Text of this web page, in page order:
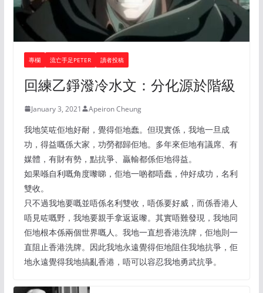
專欄 流亡手足PETER 讀者投稿
回練乙錚潑冷水文：分化源於階級
January 3, 2021 Apeiron Cheung
我地笑咗佢地好耐，覺得佢地蠢。但現實係，我地一旦成
功，得益嘅係大家，功勞都歸佢地。多年來佢地有議席、有
媒體，有財有勢，點抗爭、贏輸都係佢地得益。
如果喺自利嘅角度嚟睇，佢地一啲都唔蠢，仲好成功，名利
雙收。
只不過我地要嘅並唔係名利雙收，唔係要好威，而係香港人
唔見咗嘅野，我地要親手拿返返嚟。其實唔難發現，我地同
佢地根本係兩個世界嘅人。我地一直想香港洗牌，佢地則一
直阻止香港洗牌。因此我地永遠覺得佢地阻住我地抗爭，佢
地永遠覺得我地搞亂香港，唔可以容忍我地勇武抗爭。